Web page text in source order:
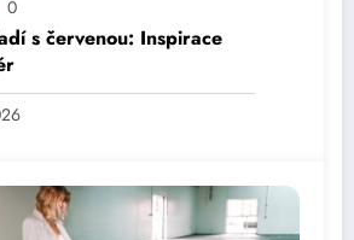
0
s červenou: Inspirace